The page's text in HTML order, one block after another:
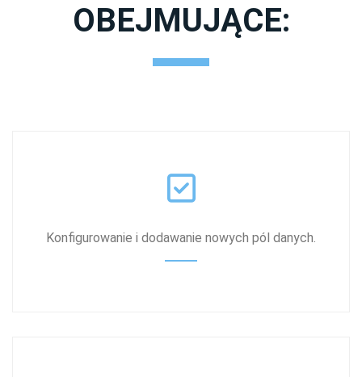
OBEJMUJĄCE:
Konfigurowanie i dodawanie nowych pól danych.